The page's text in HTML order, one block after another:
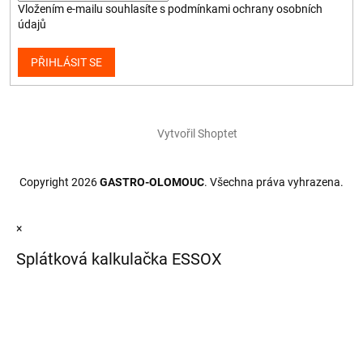
Vložením e-mailu souhlasíte s podmínkami ochrany osobních
údajů
PŘIHLÁSIT SE
Vytvořil Shoptet
Copyright 2026GASTRO-OLOMOUC. Všechna práva vyhrazena.
×
Splátková kalkulačka ESSOX